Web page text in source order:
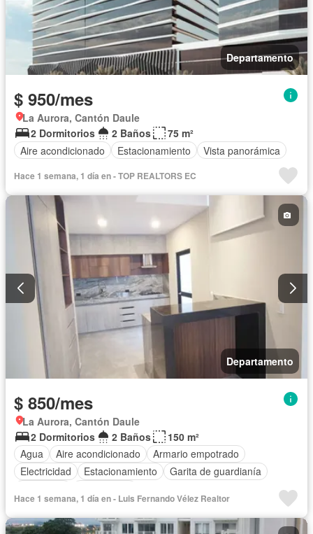
Departamento
$ 950/mes
La Aurora, Cantón Daule
2 Dormitorios
2 Baños
75 m²
Aire acondicionado
Estacionamiento Vista panorámica
Hace 1 semana, 1 día en - TOP REALTORS EC
Departamento
$ 850/mes
La Aurora, Cantón Daule
2 Dormitorios
2 Baños
150 m²
Agua
Aire acondicionado
Armario empotrado
Electricidad
Estacionamiento
Garita de guardianía
Hace 1 semana, 1 día en - Luis Fernando Vélez Realtor